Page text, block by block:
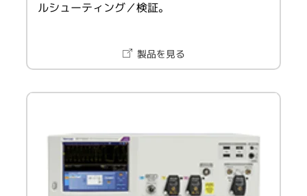
ルシューティング／検証。
製品を見る